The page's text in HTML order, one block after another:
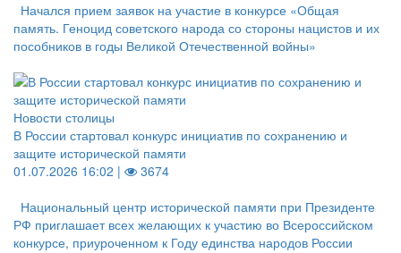
Начался прием заявок на участие в конкурсе «Общая
память. Геноцид советского народа со стороны нацистов и их
пособников в годы Великой Отечественной войны»
Новости столицы
В России стартовал конкурс инициатив по сохранению и
защите исторической памяти
01.07.2026 16:02 |
3674
Национальный центр исторической памяти при Президенте
РФ приглашает всех желающих к участию во Всероссийском
конкурсе, приуроченном к Году единства народов России